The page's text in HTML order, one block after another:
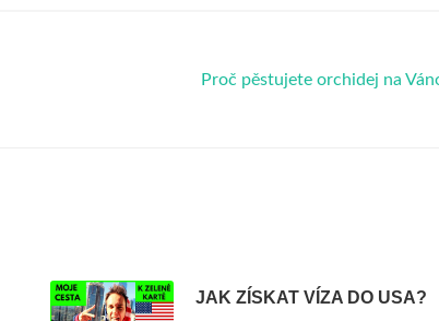
Proč pěstujete orchidej na
JAK ZÍSKAT VÍZA DO USA?